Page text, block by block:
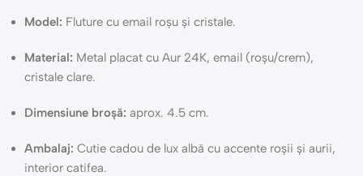
Model: Fluture cu email roșu și cristale.
Material: Metal placat cu Aur 24K, email (roșu/crem),
cristale clare.
Dimensiune broșă: aprox. 4.5 cm.
Ambalaj: Cutie cadou de lux albă cu accente roșii și aurii,
interior catifea.